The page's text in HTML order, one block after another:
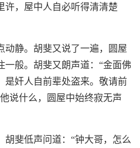
许，屋中人自必听得清清楚
动静。胡斐又说了一遍，圆屋
一般。胡斐又朗声道：“金面佛
是奸人自前辈处盗来。敬请前
说什么，圆屋中始终寂无声
胡斐低声问道：“钟大哥，怎么